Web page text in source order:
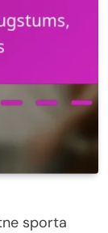
sporta